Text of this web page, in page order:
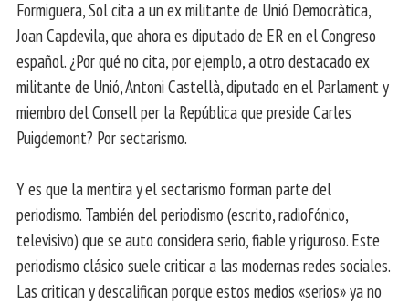
Formiguera, Sol cita a un ex militante de Unió Democràtica,
Joan Capdevila, que ahora es diputado de ER en el Congreso
español. ¿Por qué no cita, por ejemplo, a otro destacado ex
militante de Unió, Antoni Castellà, diputado en el Parlament y
miembro del Consell per la República que preside Carles
Puigdemont? Por sectarismo.
Y es que la mentira y el sectarismo forman parte del
periodismo. También del periodismo (escrito, radiofónico,
televisivo) que se auto considera serio, fiable y riguroso. Este
periodismo clásico suele criticar a las modernas redes sociales.
Las critican y descalifican porque estos medios «serios» ya no